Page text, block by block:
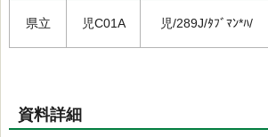
県立 児C01A 児/289J/ﾀﾌﾞﾏﾝ*ﾊ/
資料詳細